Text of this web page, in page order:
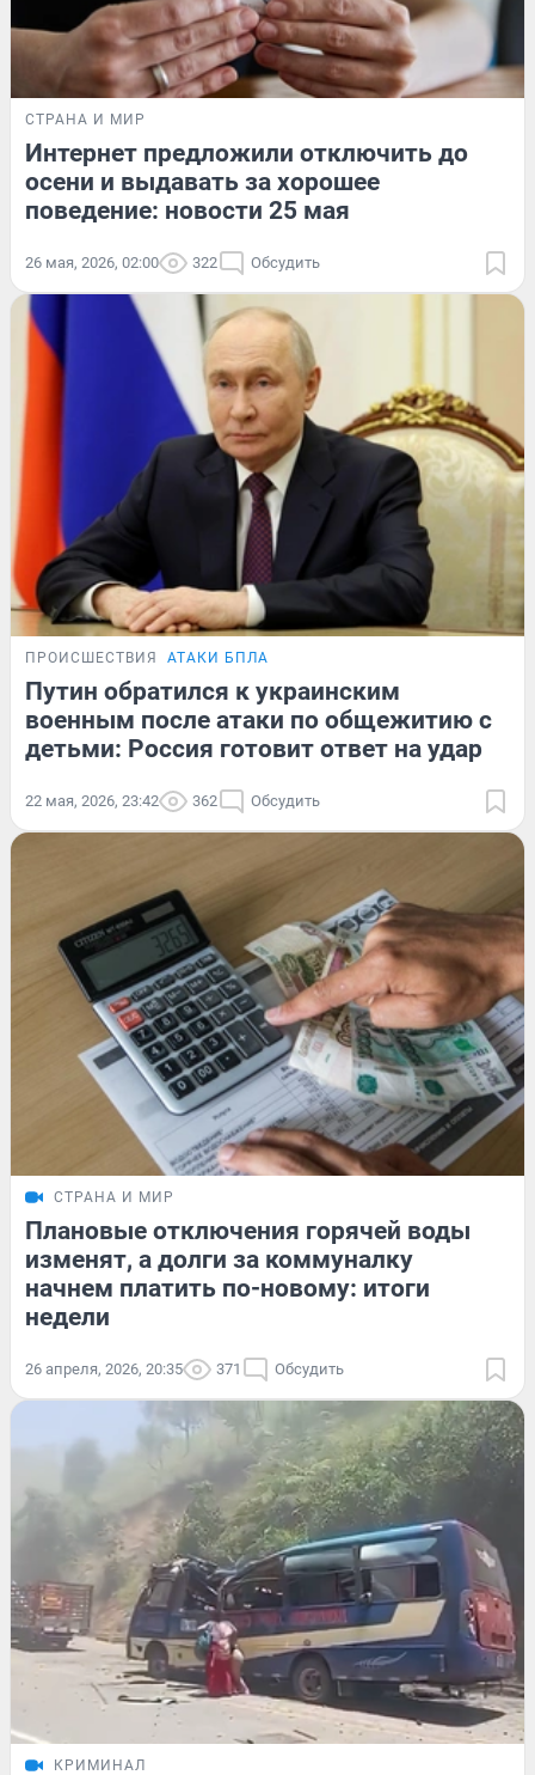
СТРАНА И МИР
Интернет предложили отключить до
осени и выдавать за хорошее
поведение: новости 25 мая
26 мая, 2026, 02:00 322 Обсудить
ПРОИСШЕСТВИЯ АТАКИ БПЛА
Путин обратился к украинским
военным после атаки по общежитию с
детьми: Россия готовит ответ на удар
22 мая, 2026, 23:42 362 Обсудить
СТРАНА И МИР
Плановые отключения горячей воды
изменят, а долги за коммуналку
начнем платить по-новому: итоги
недели
26 апреля, 2026, 20:35 371 Обсудить
КРИМИНАЛ